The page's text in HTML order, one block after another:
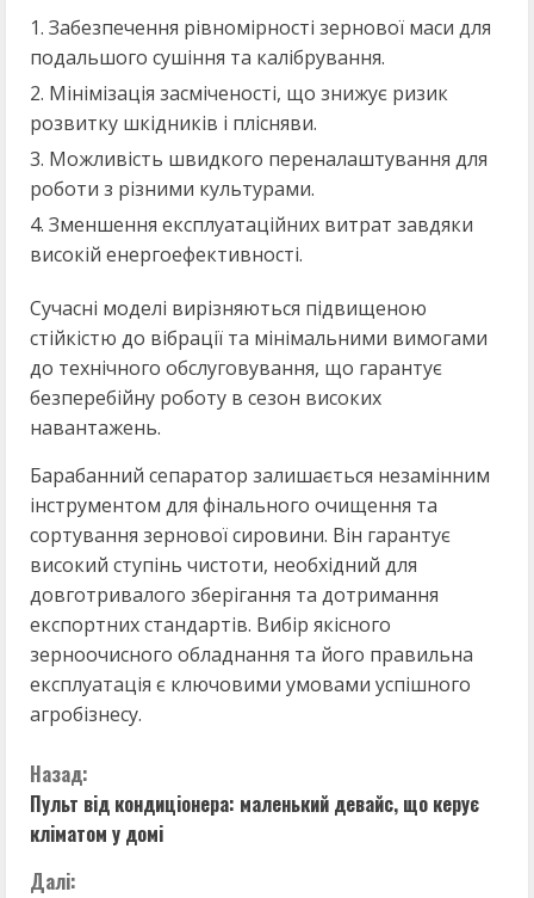
Забезпечення рівномірності зернової маси для
подальшого сушіння та калібрування.
Мінімізація засміченості, що знижує ризик
розвитку шкідників і плісняви.
Можливість швидкого переналаштування для
роботи з різними культурами.
Зменшення експлуатаційних витрат завдяки
високій енергоефективності.
Сучасні моделі вирізняються підвищеною
стійкістю до вібрації та мінімальними вимогами
до технічного обслуговування, що гарантує
безперебійну роботу в сезон високих
навантажень.
Барабанний сепаратор залишається незамінним
інструментом для фінального очищення та
сортування зернової сировини. Він гарантує
високий ступінь чистоти, необхідний для
довготривалого зберігання та дотримання
експортних стандартів. Вибір якісного
зерноочисного обладнання та його правильна
експлуатація є ключовими умовами успішного
агробізнесу.
П
р
о
Назад:
Пульт від кондиціонера: маленький девайс, що керує
кліматом у домі
Далі: